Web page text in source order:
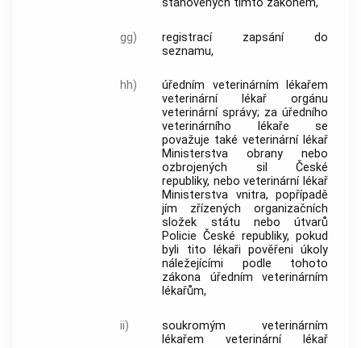
stanovených tímto zákonem,
gg) registracízapsání do
seznamu,
hh)
úředním veterinárním lékařem
veterinární lékař orgánu
veterinární správy; za úředního
veterinárního lékaře se
považuje také veterinární lékař
Ministerstva obrany nebo
ozbrojených sil České
republiky, nebo veterinární lékař
Ministerstva vnitra, popřípadě
jím zřízených organizačních
složek státu nebo útvarů
Policie České republiky, pokud
byli tito lékaři pověřeni úkoly
náležejícími podle tohoto
zákona úředním veterinárním
lékařům,
ii)
soukromým veterinárním
lékařem veterinární lékař